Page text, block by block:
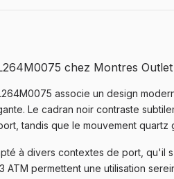
chez Montres Outlet
associe un design
Le cadran noir contraste
tandis que le mouvement
à divers contextes de port, qu'il
ATM permettent une utilisation